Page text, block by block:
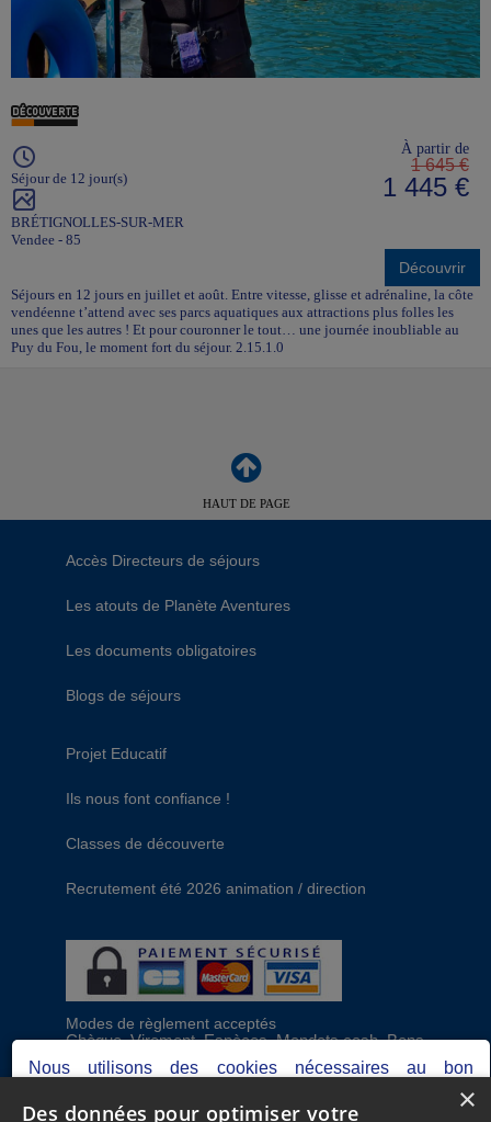
Séjour de 12 jour(s)
BRÉTIGNOLLES-SUR-MER
Vendee - 85
À partir de
1 645 €
1 445 €
Découvrir
Séjours en 12 jours en juillet et août. Entre vitesse, glisse et adrénaline, la côte
vendéenne t’attend avec ses parcs aquatiques aux attractions plus folles les
unes que les autres ! Et pour couronner le tout… une journée inoubliable au
Puy du Fou, le moment fort du séjour. 2.15.1.0
HAUT DE PAGE
Accès Directeurs de séjours
Les atouts de Planète Aventures
Les documents obligatoires
Blogs de séjours
Projet Educatif
Ils nous font confiance !
Classes de découverte
Recrutement été 2026 animation / direction
Modes de règlement acceptés
Chèque, Virement, Espèces, Mandats cash, Bons
CAF, Conseil général, Chèques vacances, Carte
bancaire, Prise en charge reçu sans règlement,
Nous utilisons des cookies nécessaires au bon
fonctionnement du site, ainsi que d'autres permettant de
réaliser des analyses pour optimiser votre expérience.×
Des données pour optimiser votre